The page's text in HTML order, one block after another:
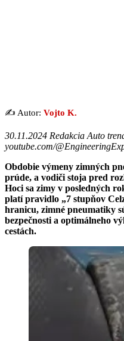
✍️ Autor: Vojto K.
30.11.2024 Redakcia Auto
youtube.com/
Obdobie výmeny zimných
prúde, a vodiči stoja pred
Hoci sa zimy v posledných
platí pravidlo „7 stupňov
hranicu, zimné pneumatiky
bezpečnosti a optimálneho
cestách.